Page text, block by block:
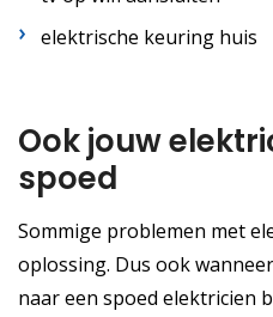
elektrische keuring huis
Ook jouw
spoed
Sommige problemen met
oplossing. Dus ook
naar een spoed elektricien